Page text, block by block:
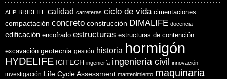
AHP BRIDLIFE calidad carreteras ciclo de vida cimentaciones
compactación concreto construcción DIMALIFE docencia
edificación encofrado estructuras estructuras de contención
excavación geotecnia gestión historia hormigón
HYDELIFE ICITECH ingeniería ingeniería civil innovación
investigación Life Cycle Assessment mantenimiento maquinaria